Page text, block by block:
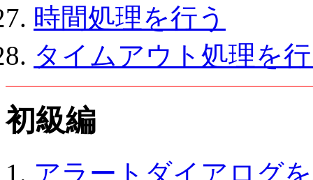
時間処理を行う
タイムアウト処理を
初級編
アラートダイアログ